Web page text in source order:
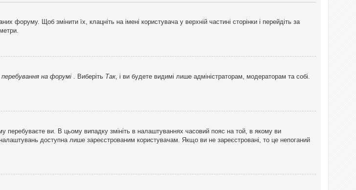
форуму. Щоб змінити їх, клацніть на імені користувача у верхній частині сторінки і перейдіть за
на форумі . Виберіть Так, і ви будете видимі лише адміністраторам, модераторам та собі.
ви. В цьому випадку змініть в налаштуваннях часовий пояс на той, в якому ви
доступна лише зареєстрованим користувачам. Якщо ви не зареєстровані, то це непоганий